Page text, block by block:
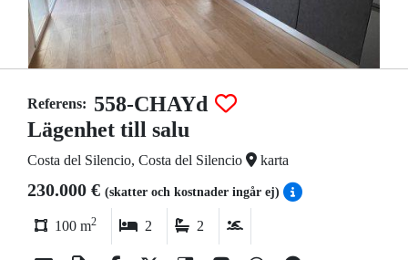
Referens: 558-CHAYd
Lägenhet till salu
Costa del Silencio, Costa del Silencio karta
230.000 € (skatter och kostnader ingår ej)
100 m2 2 2